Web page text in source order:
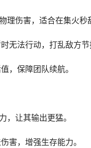
理伤害，适合在集火秒
无法行动，打乱敌方节
，保障团队续航。
，让其输出更猛。
害，增强生存能力。